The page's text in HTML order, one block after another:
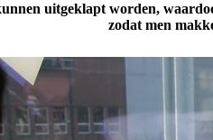
uitgeklapt worden,
zodat men